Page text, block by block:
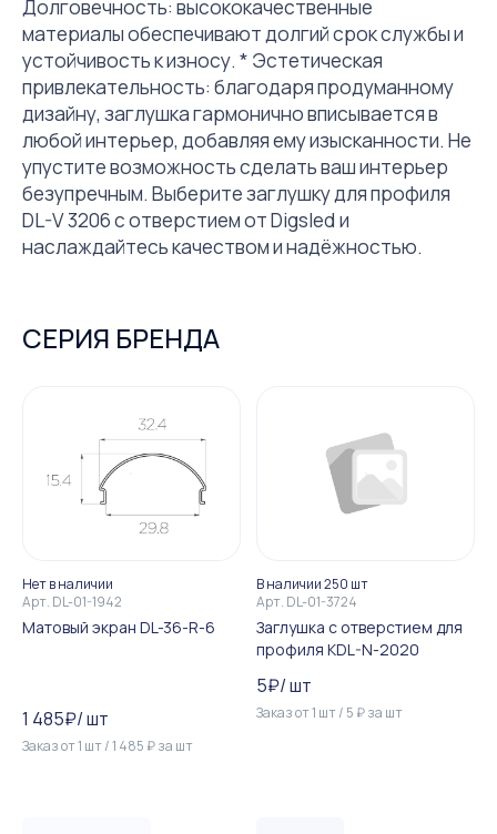
Долговечность: высококачественные
материалы обеспечивают долгий срок службы и
устойчивость к износу. * Эстетическая
привлекательность: благодаря продуманному
дизайну, заглушка гармонично вписывается в
любой интерьер, добавляя ему изысканности. Не
упустите возможность сделать ваш интерьер
безупречным. Выберите заглушку для профиля
DL-V 3206 с отверстием от Digsled и
наслаждайтесь качеством и надёжностью.
СЕРИЯ БРЕНДА
Нет в наличии
Арт. DL-01-1942
Матовый экран DL-36-R-6
1 485₽/шт
Заказ от1 шт/1 485 ₽за шт
В наличии 250 шт
Арт. DL-01-3724
Заглушка с отверстием для
профиля KDL-N-2020
5₽/шт
Заказ от1 шт/ 5 ₽за шт